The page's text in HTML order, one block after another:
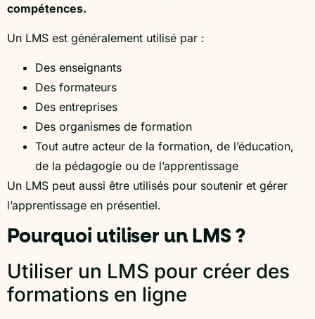
compétences.
Un LMS est généralement utilisé par :
Des enseignants
Des formateurs
Des entreprises
Des organismes de formation
Tout autre acteur de la formation, de l’éducation,
de la pédagogie ou de l’apprentissage
Un LMS peut aussi être utilisés pour soutenir et gérer
l’apprentissage en présentiel.
Pourquoi utiliser un LMS ?
Utiliser un LMS pour créer des
formations en ligne